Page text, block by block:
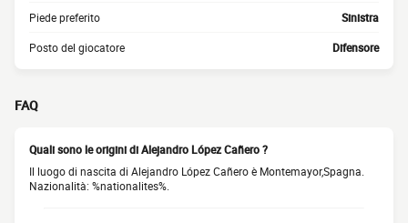
Piede preferito Sinistra
Posto del giocatore Difensore
FAQ
Quali sono le origini di Alejandro López Cañero ?
Il luogo di nascita di Alejandro López Cañero è Montemayor,Spagna.
Nazionalità: %nationalites%.